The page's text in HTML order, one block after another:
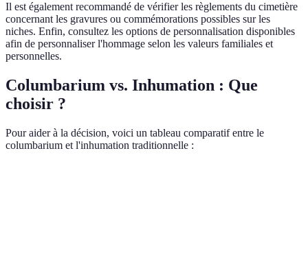
Il est également recommandé de vérifier les règlements du cimetière
concernant les gravures ou commémorations possibles sur les
niches. Enfin, consultez les options de personnalisation disponibles
afin de personnaliser l'hommage selon les valeurs familiales et
personnelles.
Columbarium vs. Inhumation : Que
choisir ?
Pour aider à la décision, voici un tableau comparatif entre le
columbarium et l'inhumation traditionnelle :